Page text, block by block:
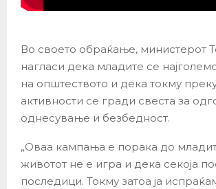
Во своето обраќање, министерот
нагласи дека младите се
на општеството и дека токму
активности се гради свеста за
однесување и безбедност.
„Оваа кампања е порака до
животот не е игра и дека секоја
последици. Токму затоа ја